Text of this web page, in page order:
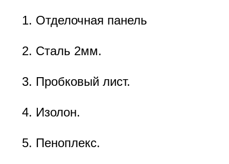
Отделочная панель
Сталь 2мм.
Пробковый лист.
Изолон.
Пеноплекс.